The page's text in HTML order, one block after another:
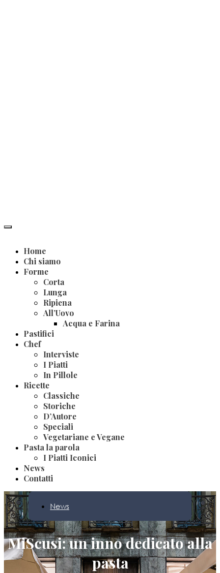
Home
Chi siamo
Forme
Corta
Lunga
Ripiena
All’Uovo
Acqua e Farina
Pastifici
Chef
Interviste
I Piatti
In Pillole
Ricette
Classiche
Storiche
D’Autore
Speciali
Vegetariane e Vegane
Pasta la parola
I Piatti Iconici
News
Contatti
News
MiScusi: un inno dedicato alla
pasta